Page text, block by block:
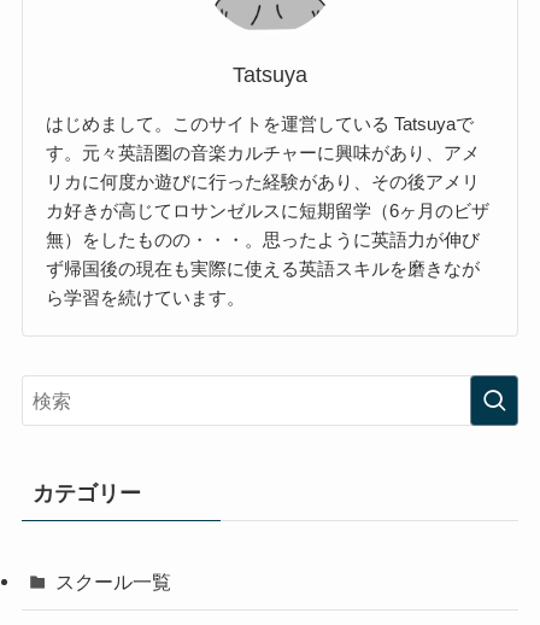
Tatsuya
はじめまして。このサイトを運営している Tatsuyaで
す。元々英語圏の音楽カルチャーに興味があり、アメ
リカに何度か遊びに行った経験があり、その後アメリ
カ好きが高じてロサンゼルスに短期留学（6ヶ月のビザ
無）をしたものの・・・。思ったように英語力が伸び
ず帰国後の現在も実際に使える英語スキルを磨きなが
ら学習を続けています。
カテゴリー
スクール一覧